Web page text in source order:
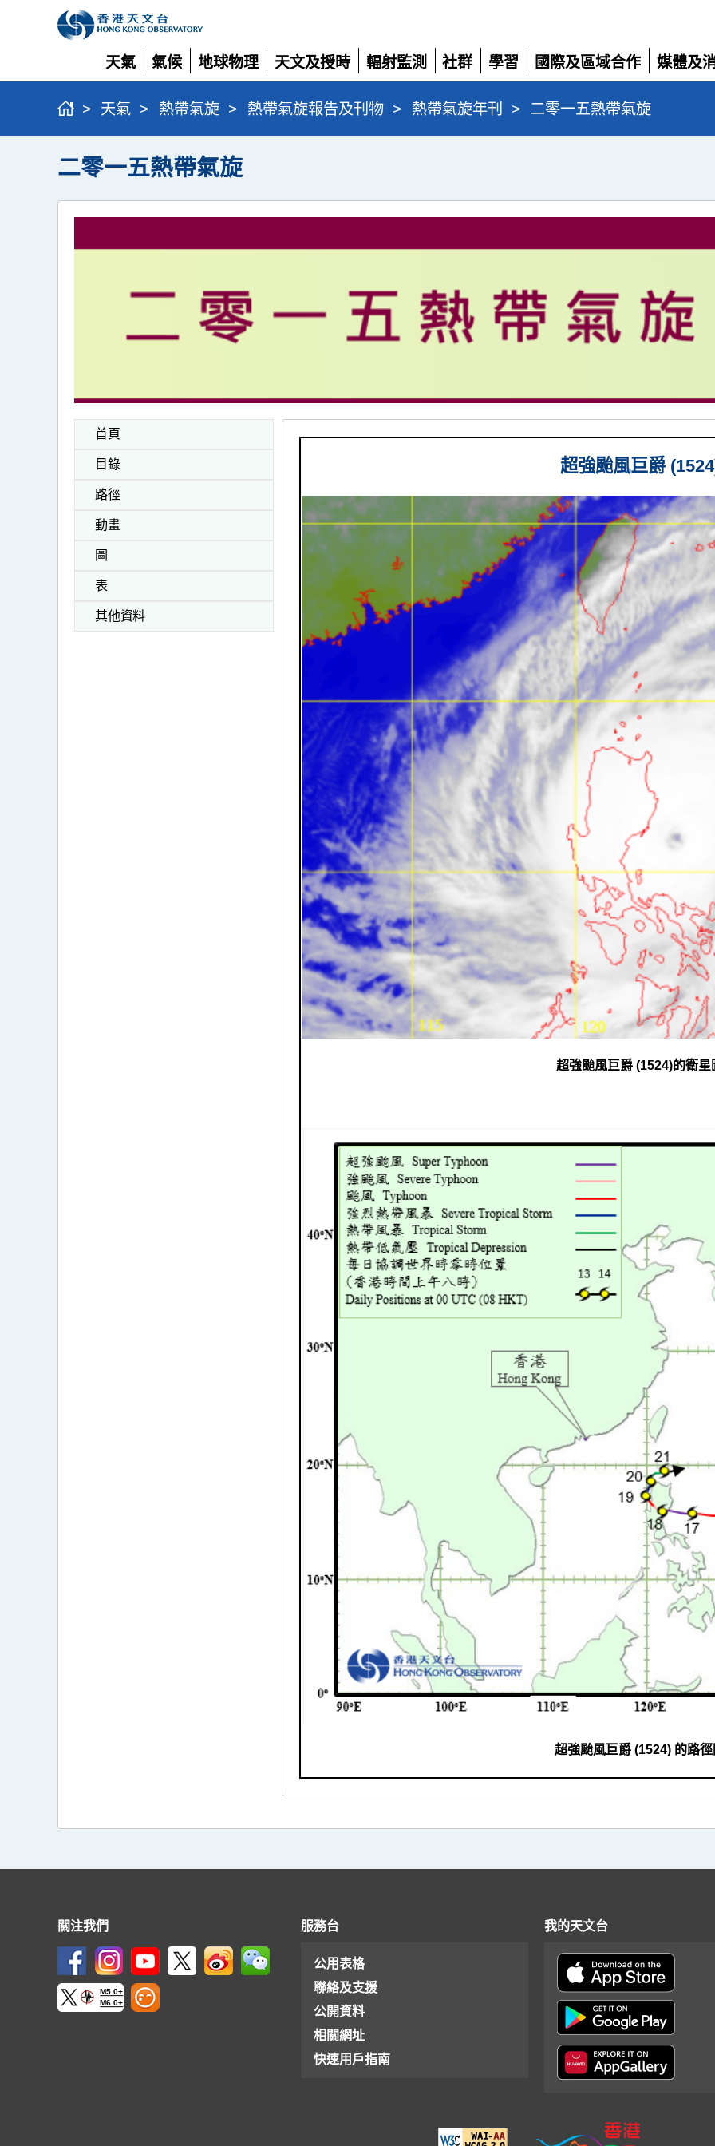
天氣
展
開
氣候
展
開
地球物理
展
開
天文及授時
展
開
輻射監測
展
開
社群
展
開
學習
展
開
國際及區域合作
展
開
媒體及
展
> 天氣 > 熱帶氣旋 > 熱帶氣旋報告及刊物 > 熱帶氣旋年刊 > 二零一五熱帶氣旋
二零一五熱帶氣旋
首頁
目錄
路徑
動畫
圖
表
其他資料
超強颱風巨爵
超強颱風巨爵 (1524)的衛星
超強颱風巨爵 (1524) 的路徑
關注我們
M5.0+
M6.0+
服務台
公用表格
聯絡及支援
公開資料
相關網址
快速用戶指南
我的天文台